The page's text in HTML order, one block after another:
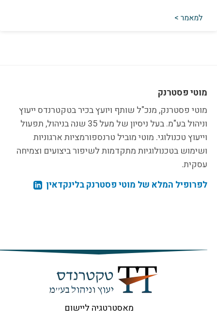
>
פסטרנק
פסטרנק, מנכ"ל שותף ויועץ בכיר בטקטרנדס ייעוץ
וניהול בע"מ. בעל ניסיון של מעל 35 שנה בניהול, תפעול
טכנולוגי. מוטי מוביל טרנספורמציות ארגוניות
בטכנולוגיות מתקדמות לשיפור ביצועים וצמיחה
המלא של מוטי פסטרנק בלינקדאין
מאסטרטגיה ליישום